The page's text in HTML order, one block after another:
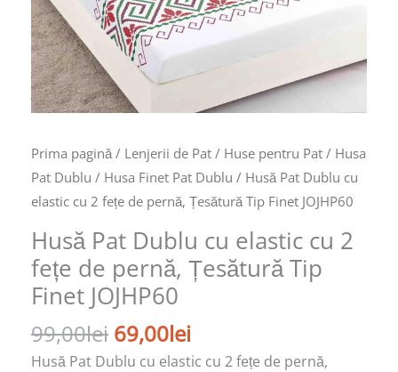
Prima pagină/ Lenjerii de Pat / Huse pentru Pat / Husa
Pat Dublu / Husa Finet Pat Dublu / Husă Pat Dublu cu
elastic cu 2 fețe de pernă, Țesătură Tip Finet JOJHP60
Husă Pat Dublu cu elastic cu 2
fețe de pernă, Țesătură Tip
Finet JOJHP60
99,00lei 69,00lei
Husă Pat Dublu cu elastic cu 2 fețe de pernă,
pernă,
Țesătură
Tip
Finet